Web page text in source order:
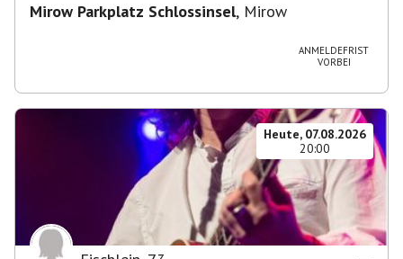
Mirow Parkplatz Schlossinsel, Mirow
ANMELDEFRIST
VORBEI
Heute, 07.08.2026
20:00